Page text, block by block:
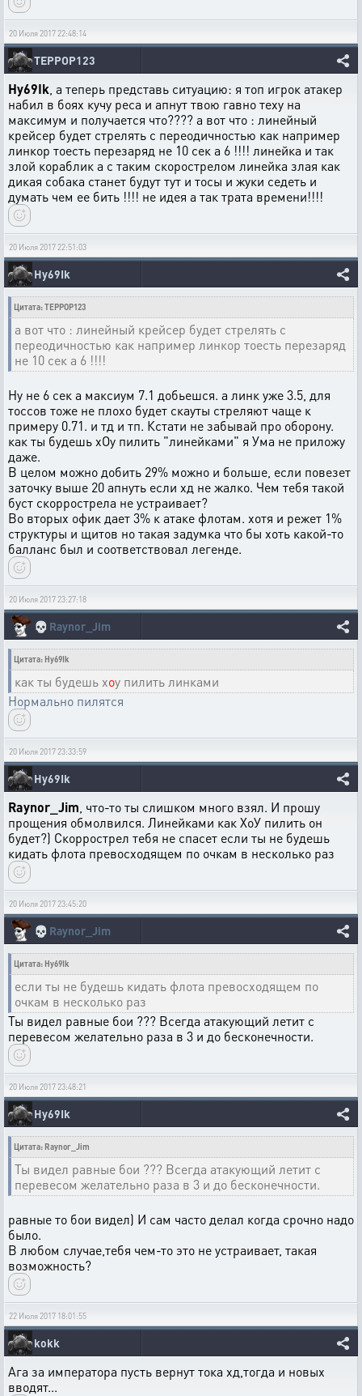
20 Июля 2017 22:48:14
ТЕРРОР123
Hy69Ik , а теперь представь ситуацию: я топ игрок атакер
набил в боях кучу реса и апнут твою гавно теху на
максимум и получается что???? а вот что : линейный
крейсер будет стрелять с переодичностью как например
линкор тоесть перезаряд не 10 сек а 6 !!!! линейка и так
злой кораблик а с таким скорострелом линейка злая как
дикая собака станет будут тут и тосы и жуки седеть и
думать чем ее бить !!!! не идея а так трата времени!!!!
20 Июля 2017 22:51:03
Hy69Ik
Цитата: ТЕРРОР123
а вот что : линейный крейсер будет стрелять с
переодичностью как например линкор тоесть перезаряд
не 10 сек а 6 !!!!
Ну не 6 сек а максиум 7.1 добьешся. а линк уже 3.5, для
тоссов тоже не плохо будет скауты стреляют чаще к
примеру 0.71. и тд и тп. Кстати не забывай про оборону.
как ты будешь хOу пилить "линейками" я Ума не приложу
даже.
В целом можно добить 29% можно и больше, если повезет
заточку выше 20 апнуть если хд не жалко. Чем тебя такой
буст скоррострела не устраивает?
Во вторых офик дает 3% к атаке флотам. хотя и режет 1%
структуры и щитов но такая задумка что бы хоть какой-то
балланс был и соответствовал легенде.
20 Июля 2017 23:27:18
💀 Raynor_Jim
Цитата: Hy69Ik
как ты будешь хоу пилить линками
Нормально пилятся
20 Июля 2017 23:33:59
Hy69Ik
Raynor_Jim , что-то ты слишком много взял. И прошу
прощения обмолвился. Линейками как ХоУ пилить он
будет?) Скоррострел тебя не спасет если ты не будешь
кидать флота превосходящем по очкам в несколько раз
20 Июля 2017 23:45:20
💀 Raynor_Jim
Цитата: Hy69Ik
если ты не будешь кидать флота превосходящем по
очкам в несколько раз
Ты видел равные бои ??? Всегда атакующий летит с
перевесом желательно раза в 3 и до бесконечности.
20 Июля 2017 23:48:21
Hy69Ik
Цитата: Raynor_Jim
Ты видел равные бои ??? Всегда атакующий летит с
перевесом желательно раза в 3 и до бесконечности.
равные то бои видел) И сам часто делал когда срочно надо
было.
В любом случае,тебя чем-то это не устраивает, такая
возможность?
22 Июля 2017 18:01:55
kokk
Ага за императора пусть вернут тока хд,тогда и новых
вводят...